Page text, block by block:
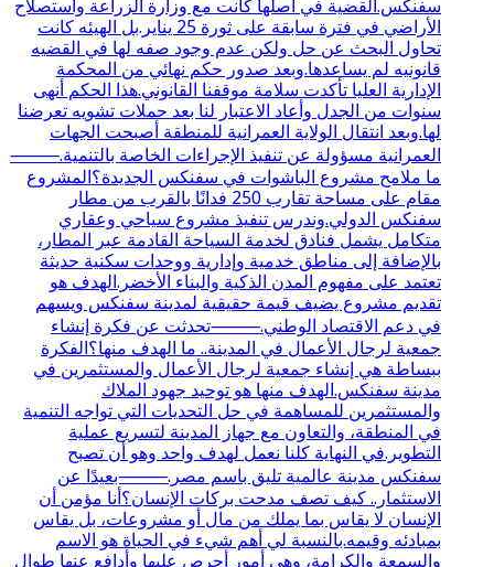
سفنكس.القضية في أصلها كانت مع وزارة الزراعة واستصلاح
الأراضي في فترة سابقة على ثورة 25 يناير.بل الهيئه كانت
تحاول البحث عن حل ولكن عدم وجود صفه لها في القضيه
قانونيه لم يساعدها.وبعد صدور حكم نهائي من المحكمة
الإدارية العليا تأكدت سلامة موقفنا القانوني.هذا الحكم أنهى
سنوات من الجدل وأعاد الاعتبار لنا بعد حملات تشويه تعرضنا
لها.وبعد انتقال الولاية العمرانية للمنطقة أصبحت الجهات
العمرانية مسؤولة عن تنفيذ الإجراءات الخاصة بالتنمية.⸻
ما ملامح مشروع الباشوات في سفنكس الجديدة؟المشروع
مقام على مساحة تقارب 250 فدانًا بالقرب من مطار
سفنكس الدولي.وندرس تنفيذ مشروع سياحي وعقاري
متكامل يشمل فنادق لخدمة السياحة القادمة عبر المطار،
بالإضافة إلى مناطق خدمية وإدارية ووحدات سكنية حديثة
تعتمد على مفهوم المدن الذكية والبناء الأخضر.الهدف هو
تقديم مشروع يضيف قيمة حقيقية لمدينة سفنكس ويسهم
في دعم الاقتصاد الوطني.⸻تحدثت عن فكرة إنشاء
جمعية لرجال الأعمال في المدينة.. ما الهدف منها؟الفكرة
ببساطة هي إنشاء جمعية لرجال الأعمال والمستثمرين في
مدينة سفنكس.الهدف منها هو توحيد جهود الملاك
والمستثمرين للمساهمة في حل التحديات التي تواجه التنمية
في المنطقة، والتعاون مع جهاز المدينة لتسريع عملية
التطوير.في النهاية كلنا نعمل لهدف واحد وهو أن تصبح
سفنكس مدينة عالمية تليق باسم مصر.⸻بعيدًا عن
الاستثمار.. كيف تصف مدحت بركات الإنسان؟أنا مؤمن أن
الإنسان لا يقاس بما يملك من مال أو مشروعات، بل يقاس
بمبادئه وقيمه.بالنسبة لي أهم شيء في الحياة هو الاسم
والسمعة والكرامة، وهي أمور أحرص عليها وأدافع عنها طوال